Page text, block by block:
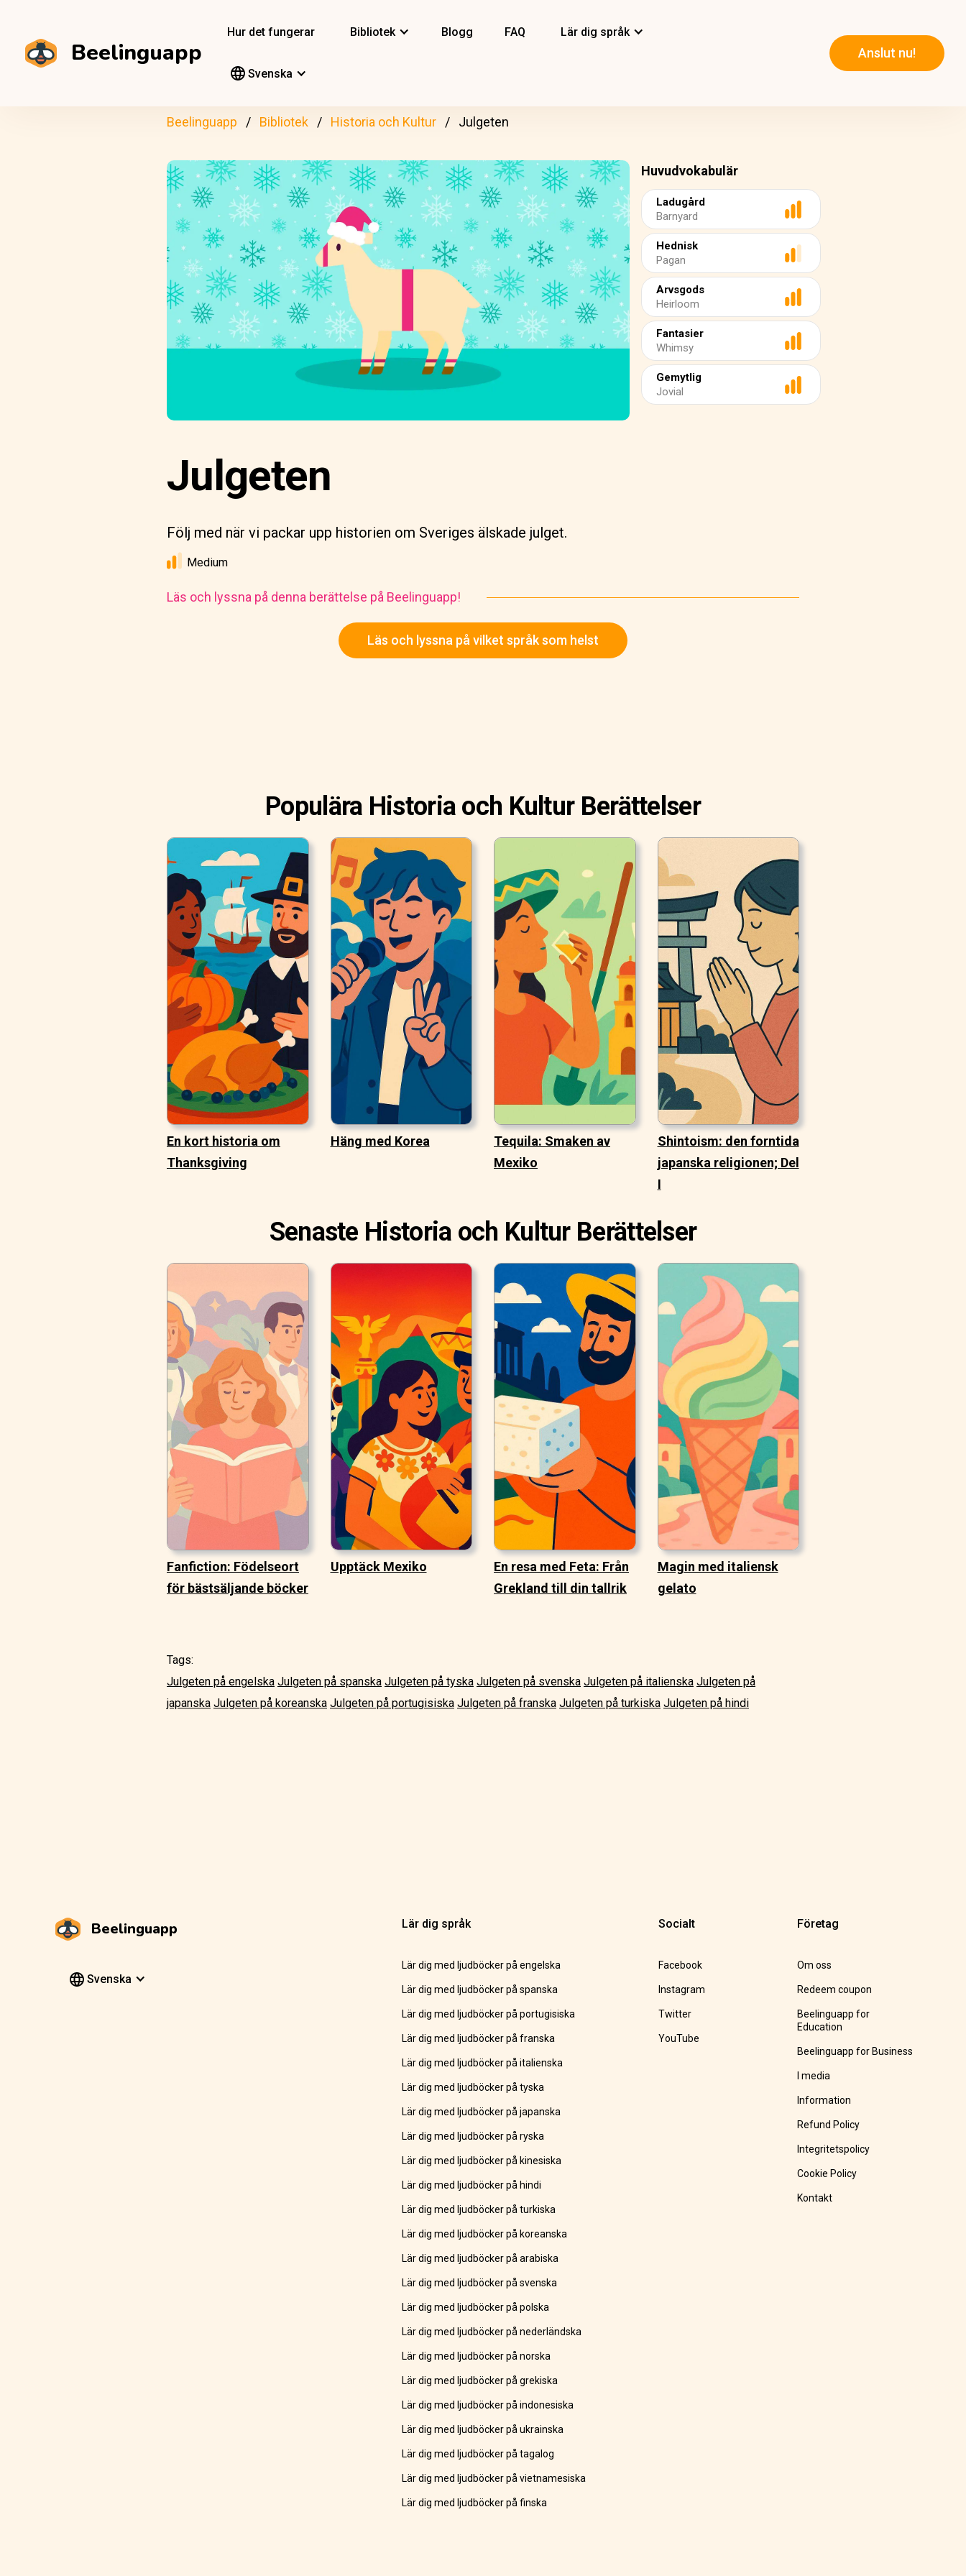
Beelinguapp
Hur det fungerar Bibliotek Blogg FAQ Lär dig språk
Svenska
Anslut nu!
Beelinguapp Bibliotek Historia och Kultur Julgeten
Huvudvokabulär
Ladugård
Barnyard
Hednisk
Pagan
Arvsgods
Heirloom
Fantasier
Whimsy
Gemytlig
Jovial
Julgeten
Följ med när vi packar upp historien om Sveriges älskade julget.
Medium
Läs och lyssna på denna berättelse på Beelinguapp!
Läs och lyssna på vilket språk som helst
Populära Historia och Kultur Berättelser
En kort historia om
Thanksgiving
Häng med Korea
Tequila: Smaken av
Mexiko
Shintoism: den forntida
japanska religionen; Del
I
Senaste Historia och Kultur Berättelser
Fanfiction: Födelseort
för bästsäljande böcker
Upptäck Mexiko
En resa med Feta: Från
Grekland till din tallrik
Magin med italiensk
gelato
Tags:
Julgeten på engelska Julgeten på spanska Julgeten på tyska Julgeten på svenska Julgeten på italienska Julgeten på
japanska Julgeten på koreanska Julgeten på portugisiska Julgeten på franska Julgeten på turkiska Julgeten på hindi
Beelinguapp
Svenska
Lär dig språk
Lär dig med ljudböcker på engelska
Lär dig med ljudböcker på spanska
Lär dig med ljudböcker på portugisiska
Lär dig med ljudböcker på franska
Lär dig med ljudböcker på italienska
Lär dig med ljudböcker på tyska
Lär dig med ljudböcker på japanska
Lär dig med ljudböcker på ryska
Lär dig med ljudböcker på kinesiska
Lär dig med ljudböcker på hindi
Lär dig med ljudböcker på turkiska
Lär dig med ljudböcker på koreanska
Lär dig med ljudböcker på arabiska
Lär dig med ljudböcker på svenska
Lär dig med ljudböcker på polska
Lär dig med ljudböcker på nederländska
Lär dig med ljudböcker på norska
Lär dig med ljudböcker på grekiska
Lär dig med ljudböcker på indonesiska
Lär dig med ljudböcker på ukrainska
Lär dig med ljudböcker på tagalog
Lär dig med ljudböcker på vietnamesiska
Lär dig med ljudböcker på finska
Socialt
Facebook
Instagram
Twitter
YouTube
Företag
Om oss
Redeem coupon
Beelinguapp for
Education
Beelinguapp for Business
I media
Information
Refund Policy
Integritetspolicy
Cookie Policy
Kontakt